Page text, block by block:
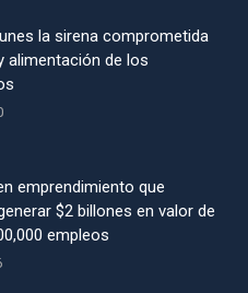
la sirena comprometida
alimentación de los
emprendimiento que
$2 billones en valor de
empleos